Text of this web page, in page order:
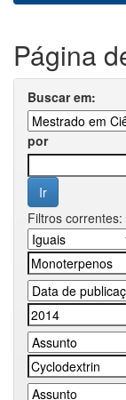
Página
Buscar em:
por
Filtros correntes: